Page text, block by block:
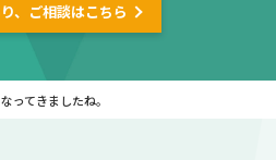
、ご相談はこちら
ってきましたね。